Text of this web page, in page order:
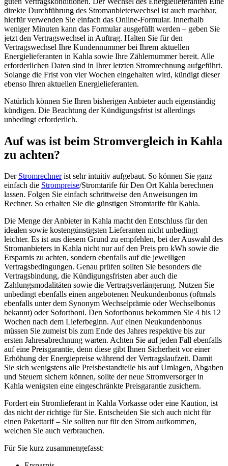
direkte Durchführung des Stromanbieterwechsel ist auch machbar,
hierfür verwenden Sie einfach das Online-Formular. Innerhalb
weniger Minuten kann das Formular ausgefüllt werden – geben Sie
jetzt den Vertragswechsel in Auftrag. Halten Sie für den
Vertragswechsel Ihre Kundennummer bei Ihrem aktuellen
Energielieferanten in Kahla sowie Ihre Zählernummer bereit. Alle
erforderlichen Daten sind in Ihrer letzten Stromrechnung aufgeführt.
Solange die Frist von vier Wochen eingehalten wird, kündigt dieser
ebenso Ihren aktuellen Energielieferanten.
Natürlich können Sie Ihren bisherigen Anbieter auch eigenständig
kündigen. Die Beachtung der Kündigungsfrist ist allerdings
unbedingt erforderlich.
Auf was ist beim Stromvergleich in Kahla
zu achten?
Der Stromrechnerist sehr intuitiv aufgebaut. So können Sie ganz
einfach die Strompreise/Stromtarife für Den Ort Kahla berechnen
lassen. Folgen Sie einfach schrittweise den Anweisungen im
Rechner. So erhalten Sie die günstigen Stromtarife für Kahla.
Die Menge der Anbieter in Kahla macht den Entschluss für den
idealen sowie kostengünstigsten Lieferanten nicht unbedingt
leichter. Es ist aus diesem Grund zu empfehlen, bei der Auswahl des
Stromanbieters in Kahla nicht nur auf den Preis pro kWh sowie die
Ersparnis zu achten, sondern ebenfalls auf die jeweiligen
Vertragsbedingungen. Genau prüfen sollten Sie besonders die
Vertragsbindung, die Kündigungsfristen aber auch die
Zahlungsmodalitäten sowie die Vertragsverlängerung. Nutzen Sie
unbedingt ebenfalls einen angebotenen Neukundenbonus (oftmals
ebenfalls unter dem Synonym Wechselprämie oder Wechselbonus
bekannt) oder Sofortboni. Den Sofortbonus bekommen Sie 4 bis 12
Wochen nach dem Lieferbeginn. Auf einen Neukundenbonus
müssen Sie zumeist bis zum Ende des Jahres respektive bis zur
ersten Jahresabrechnung warten. Achten Sie auf jeden Fall ebenfalls
auf eine Preisgarantie, denn diese gibt Ihnen Sicherheit vor einer
Erhöhung der Energiepreise während der Vertragslaufzeit. Damit
Sie sich wenigstens alle Preisbestandteile bis auf Umlagen, Abgaben
und Steuern sichern können, sollte der neue Stromversorger in
Kahla wenigsten eine eingeschränkte Preisgarantie zusichern.
Fordert ein Stromlieferant in Kahla Vorkasse oder eine Kaution, ist
das nicht der richtige für Sie. Entscheiden Sie sich auch nicht für
einen Pakettarif – Sie sollten nur für den Strom aufkommen,
welchen Sie auch verbrauchen.
Für Sie kurz zusammengefasst: